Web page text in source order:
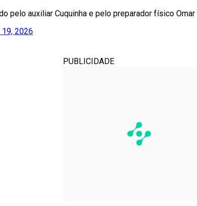
pelo auxiliar Cuquinha e pelo preparador físico
19, 2026
PUBLICIDADE